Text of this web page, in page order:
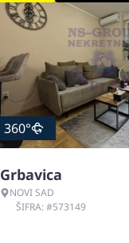
360°
Grbavica
NOVI SAD
ŠIFRA: #573149